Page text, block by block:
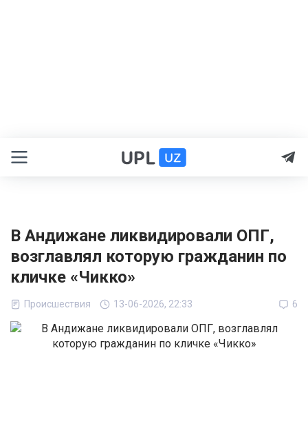
В Андижане ликвидировали ОПГ,
возглавлял которую гражданин по
кличке «Чикко»
Происшествия 13-06-2026, 22:33 6